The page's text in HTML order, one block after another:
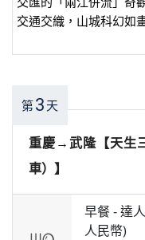
交通交織，山城科幻如
第3 天
重慶→武隆【天生
車）】
早餐 -達
人民幣)